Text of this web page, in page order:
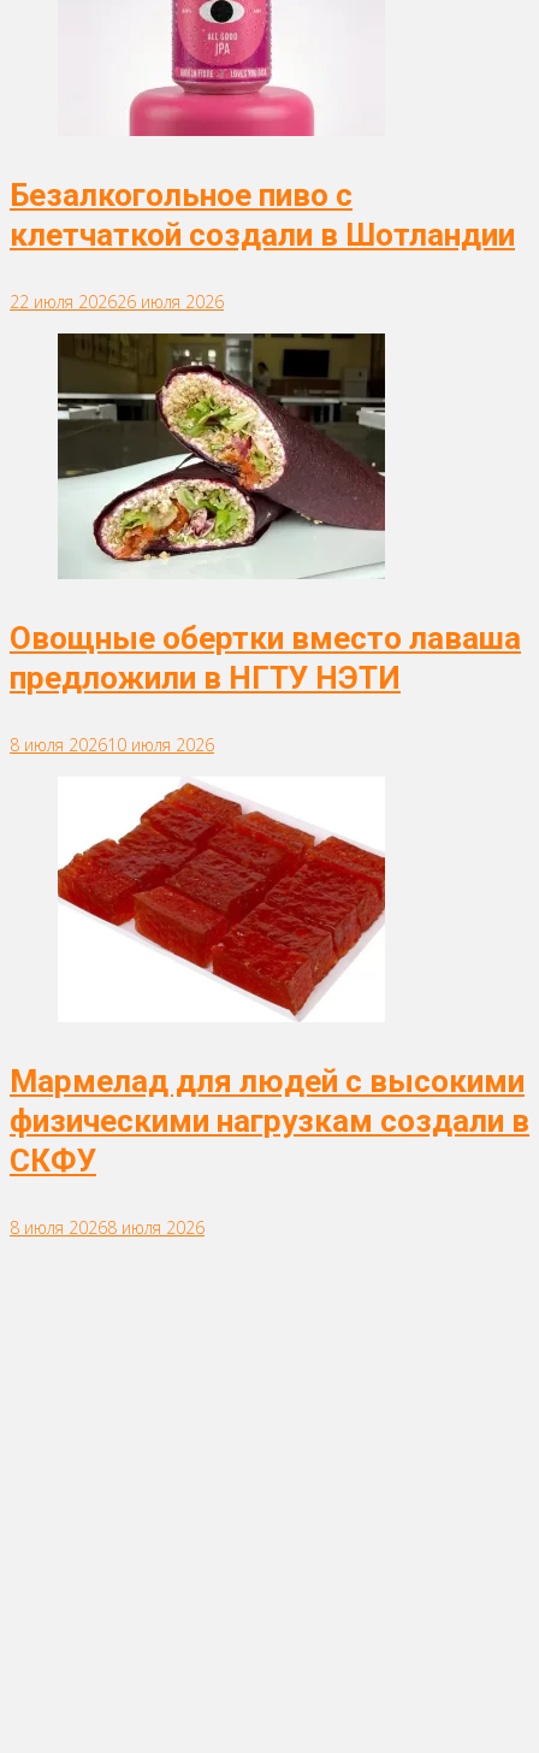
Безалкогольное пиво с
клетчаткой создали в Шотландии
22 июля 202626 июля 2026
Овощные обертки вместо лаваша
предложили в НГТУ НЭТИ
8 июля 202610 июля 2026
Мармелад для людей с высокими
физическими нагрузкам создали в
СКФУ
8 июля 20268 июля 2026